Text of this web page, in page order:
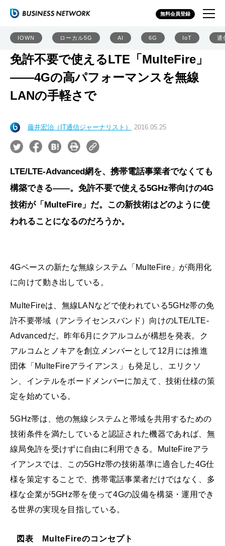
無料会員登録
IOWN ローカル5G AI 6G IoT 通
免許不要で使えるLTE「MulteFire」
――4Gの高パフォーマンスを無線
LANの手軽さで
藤井宏治（IT通信ジャーナリスト） 2016.05.25
LTE/LTE-Advanced網を、携帯電話事業者でなくても
構築できる――。免許不要で使える5GHz帯向けの4G
技術が「MulteFire」だ。この新技術はどのように使
われることになるのだろうか。
4Gベースの新たな無線システム「MulteFire」が商用化
に向けて動き出している。
MulteFireは、無線LANなどで使われている5GHz帯の免
許不要帯域（アンライセンスバンド）向けのLTE/LTE-
Advancedだ。昨年6月にクアルコムが構想を発表。ク
アルコムとノキアを創立メンバーとして12月には推進
団体「MulteFireアライアンス」も発足し、エリクソ
ン、インテルをボードメンバーに加えて、技術仕様の策
定を始めている。
5GHz帯は、他の無線システムと帯域を共用するための
技術条件を満たしていると認証された機器であれば、無
線局免許を受けずに自由に利用できる。MulteFireアラ
イアンスでは、この5GHz帯の技術基準に適合した4G仕
様を策定することで、携帯電話事業者だけではなく、多
様な企業が5GHz帯を使って4Gの設備を構築・運用でき
る世界の実現を目指している。
図表 MulteFireのコンセプト